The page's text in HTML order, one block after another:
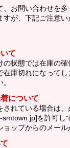
、お問い合わせを多
すが、下記ご注意
て
の状態では在庫の
在庫切れになってし
について
されている場合は
を許可し
ップからのメール